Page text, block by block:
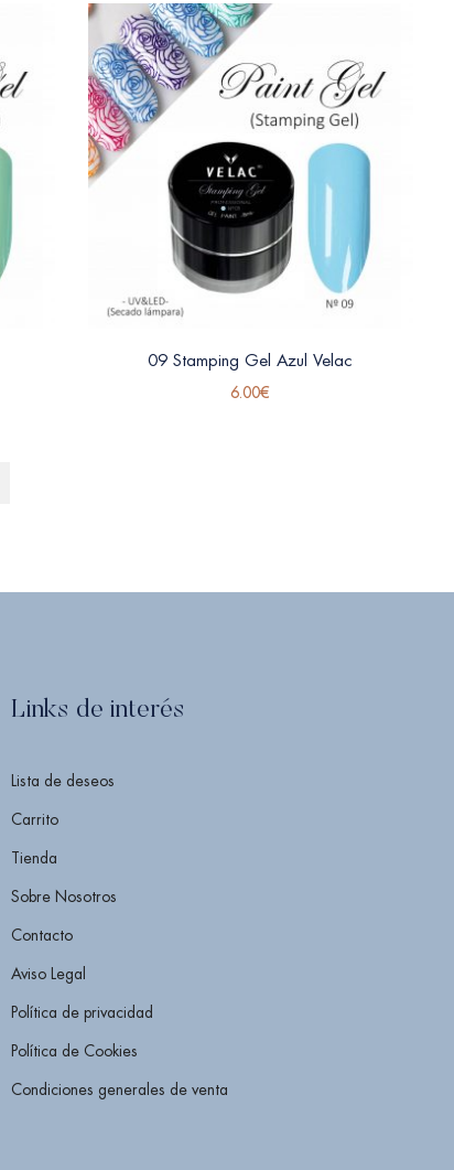
09 Stamping Gel Azul Velac
6.00€
Links de interés
Lista de deseos
Carrito
Tienda
Sobre Nosotros
Contacto
Aviso Legal
Política de privacidad
Política de Cookies
Condiciones generales de venta